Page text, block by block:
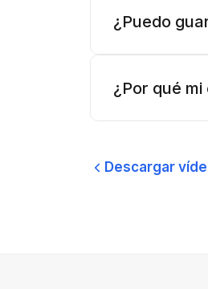
¿Puedo
¿Por qué
Descargar